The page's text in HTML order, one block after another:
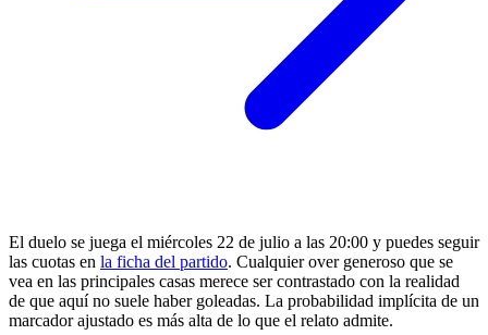
El duelo se juega el miércoles 22 de julio a las 20:00 y puedes seguir
las cuotas en la ficha del partido. Cualquier over generoso que se
vea en las principales casas merece ser contrastado con la realidad
de que aquí no suele haber goleadas. La probabilidad implícita de un
marcador ajustado es más alta de lo que el relato admite.